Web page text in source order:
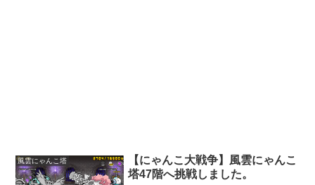
風雲にゃんこ塔
【にゃんこ大戦争】風雲にゃんこ
塔47階へ挑戦しました。